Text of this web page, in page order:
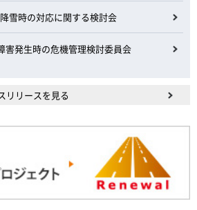
雪時の対応に関する検討会
害発生時の危機管理検討委員会
リリースを見る